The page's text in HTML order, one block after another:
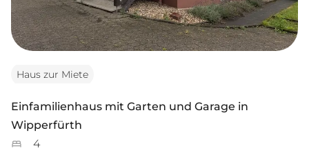
Haus zur Miete
Einfamilienhaus mit Garten und Garage in
Wipperfürth
4